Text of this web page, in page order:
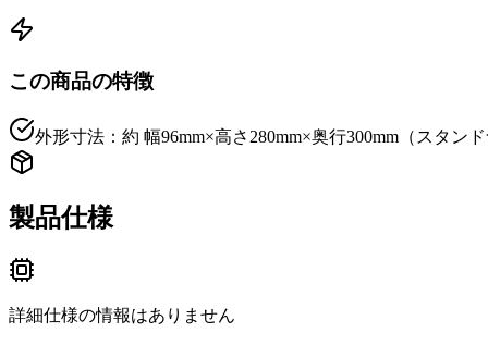
この商品の特徴
外形寸法：約 幅96mm×高さ280mm×奥行300mm（スタン
製品仕様
詳細仕様の情報はありません